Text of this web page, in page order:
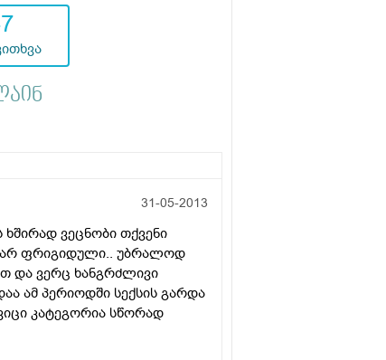
31-05-2013
ვეცნობი თქვენი
ფრიგიდული.. უბრალოდ
და ვერც ხანგრძლივი
ამ პერიოდში სექსის გარდა
კატეგორია სწორად